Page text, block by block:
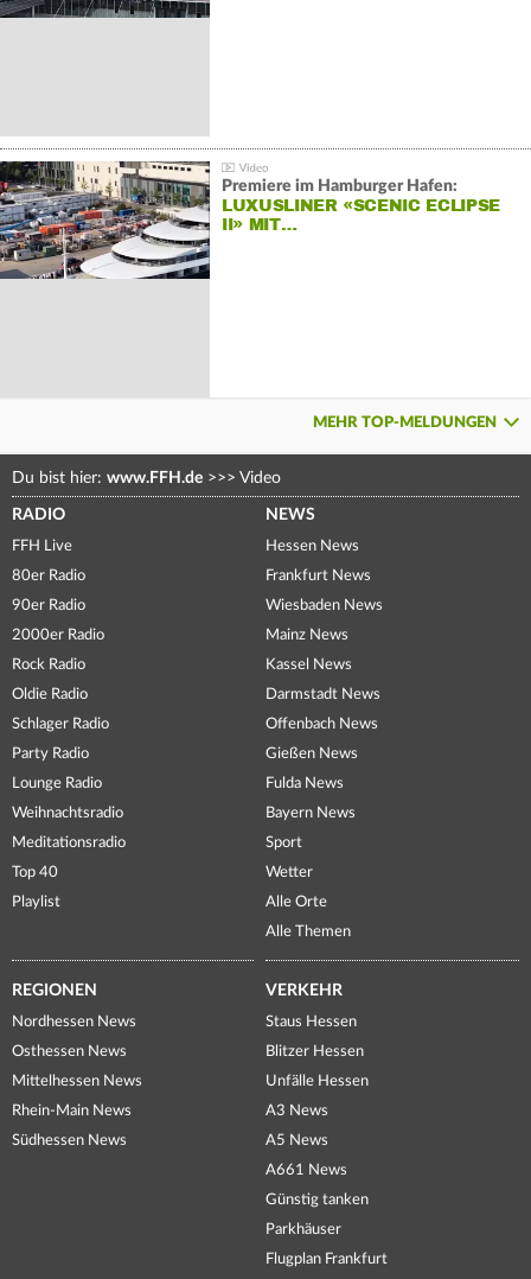
Premiere im Hamburger Hafen:
LUXUSLINER «SCENIC ECLIPSE
II» MIT…
MEHR TOP-MELDUNGEN
Du bist hier: www.FFH.de >>> Video
RADIO
FFH Live
80er Radio
90er Radio
2000er Radio
Rock Radio
Oldie Radio
Schlager Radio
Party Radio
Lounge Radio
Weihnachtsradio
Meditationsradio
Top 40
Playlist
NEWS
Hessen News
Frankfurt News
Wiesbaden News
Mainz News
Kassel News
Darmstadt News
Offenbach News
Gießen News
Fulda News
Bayern News
Sport
Wetter
Alle Orte
Alle Themen
REGIONEN
Nordhessen News
Osthessen News
Mittelhessen News
Rhein-Main News
Südhessen News
VERKEHR
Staus Hessen
Blitzer Hessen
Unfälle Hessen
A3 News
A5 News
A661 News
Günstig tanken
Parkhäuser
Flugplan Frankfurt